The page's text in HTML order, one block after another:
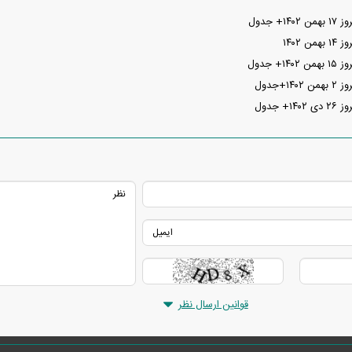
قوانین ارسال نظر